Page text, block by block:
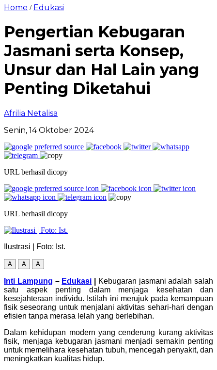
Home / Edukasi
Pengertian Kebugaran
Jasmani serta Konsep,
Unsur dan Hal Lain yang
Penting Diketahui
Afrilia Netalisa
Senin, 14 Oktober 2024
URL berhasil dicopy
URL berhasil dicopy
Ilustrasi | Foto: Ist.
A A A
Inti Lampung – Edukasi
Kebugaran jasmani adalah salah
satu aspek penting dalam menjaga kesehatan dan
kesejahteraan individu. Istilah ini merujuk pada kemampuan
fisik seseorang untuk menjalani aktivitas sehari-hari dengan
efisien tanpa merasa lelah yang berlebihan.
Dalam kehidupan modern yang cenderung kurang aktivitas
fisik, menjaga kebugaran jasmani menjadi semakin penting
untuk memelihara kesehatan tubuh, mencegah penyakit, dan
meningkatkan kualitas hidup.